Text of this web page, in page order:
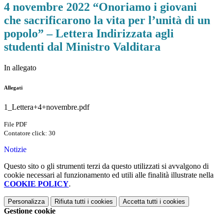
4 novembre 2022 “Onoriamo i giovani
che sacrificarono la vita per l’unità di un
popolo” – Lettera Indirizzata agli
studenti dal Ministro Valditara
In allegato
Allegati
1_Lettera+4+novembre.pdf
File PDF
Contatore click: 30
Notizie
Questo sito o gli strumenti terzi da questo utilizzati si avvalgono di
cookie necessari al funzionamento ed utili alle finalità illustrate nella
COOKIE POLICY.
Personalizza Rifiuta tutti i cookies Accetta tutti i cookies
Gestione cookie